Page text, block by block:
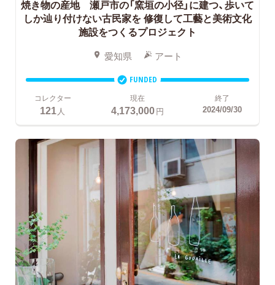
焼き物の産地 瀬戸市の「窯垣の小径」に建つ、歩いて
しか辿り付けない古民家を修復して工藝と美術文化
施設をつくるプロジェクト
愛知県 アート
FUNDED
コレクター
121 人
現在
4,173,000円
終了
2024/09/30